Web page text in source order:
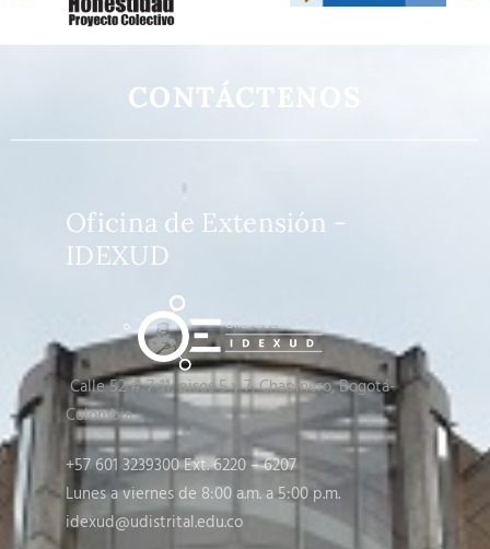
CONTÁCTENOS
Oficina de Extensión -
IDEXUD
Calle 52 # 7-11, pisos 5 y 7, Chapinero, Bogotá-
Colombia
+57 601 3239300 Ext. 6220 – 6207
Lunes a viernes de 8:00 a.m. a 5:00 p.m.
idexud@udistrital.edu.co